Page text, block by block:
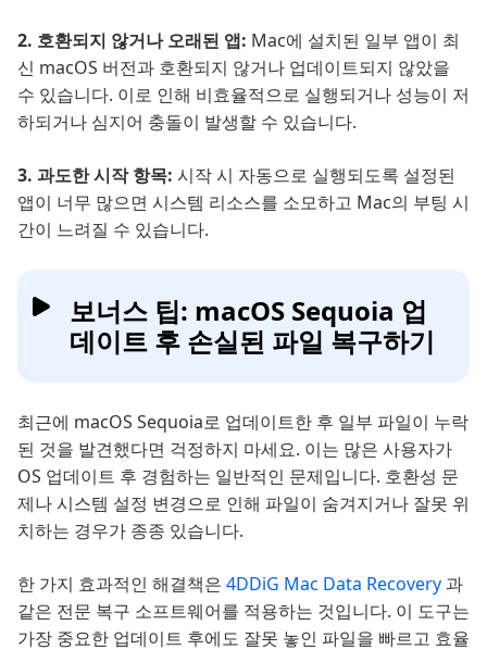
2. 호환되지 않거나 오래된 앱: Mac에 설치된 일부 앱이 최
신 macOS 버전과 호환되지 않거나 업데이트되지 않았을
수 있습니다. 이로 인해 비효율적으로 실행되거나 성능이 저
하되거나 심지어 충돌이 발생할 수 있습니다.
3. 과도한 시작 항목: 시작 시 자동으로 실행되도록 설정된
앱이 너무 많으면 시스템 리소스를 소모하고 Mac의 부팅 시
간이 느려질 수 있습니다.
보너스 팁: macOS Sequoia 업
데이트 후 손실된 파일 복구하기
최근에 macOS Sequoia로 업데이트한 후 일부 파일이 누락
된 것을 발견했다면 걱정하지 마세요. 이는 많은 사용자가
OS 업데이트 후 경험하는 일반적인 문제입니다. 호환성 문
제나 시스템 설정 변경으로 인해 파일이 숨겨지거나 잘못 위
치하는 경우가 종종 있습니다.
한 가지 효과적인 해결책은 4DDiG Mac Data Recovery 과
같은 전문 복구 소프트웨어를 적용하는 것입니다. 이 도구는
가장 중요한 업데이트 후에도 잘못 놓인 파일을 빠르고 효율